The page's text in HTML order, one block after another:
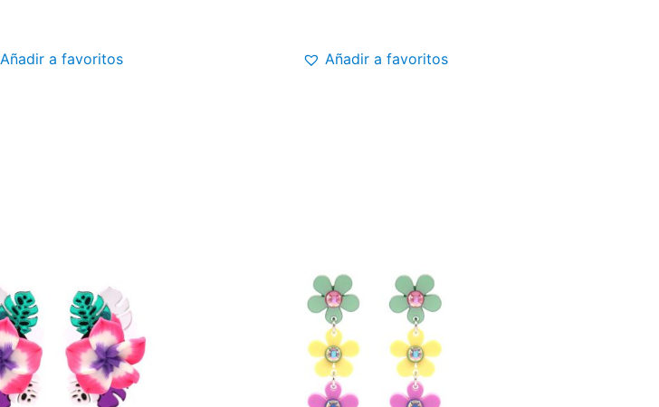
Añadir a favoritos Añadir a favoritos